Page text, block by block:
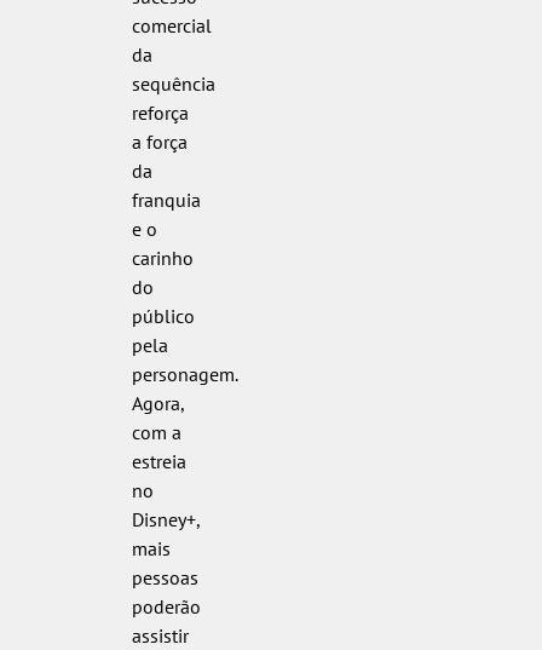
comercial
da
sequência
reforça
a força
da
franquia
e o
carinho
do
público
pela
personagem.
Agora,
com a
estreia
no
Disney+,
mais
pessoas
poderão
assistir